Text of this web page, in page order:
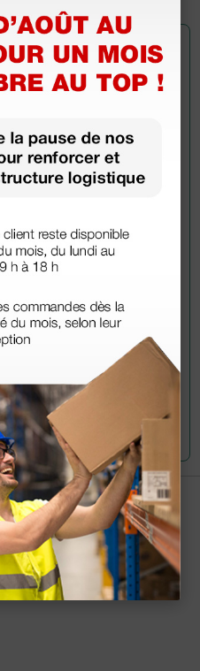
maintenant votre
déjà acheté ce
question